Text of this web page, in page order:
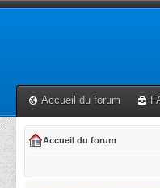
Accueil du forum
Accueil du forum